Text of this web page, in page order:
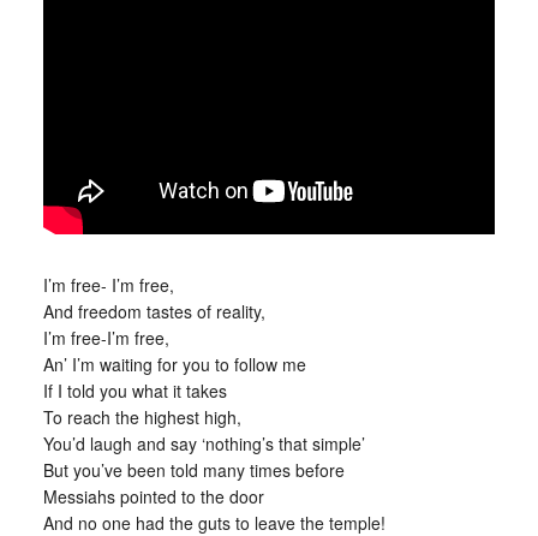
I’m free- I’m free,
And freedom tastes of reality,
I’m free-I’m free,
An’ I’m waiting for you to follow me
If I told you what it takes
To reach the highest high,
You’d laugh and say ‘nothing’s that simple’
But you’ve been told many times before
Messiahs pointed to the door
And no one had the guts to leave the temple!